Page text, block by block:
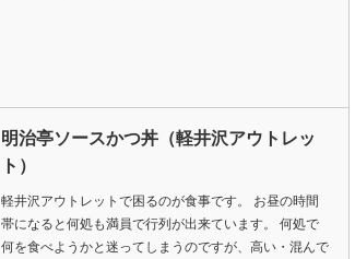
明治亭ソースかつ丼（軽井沢アウトレッ
ト）
軽井沢アウトレットで困るのが食事です。 お昼の時間
帯になると何処も満員で行列が出来ています。 何処で
何を食べようかと迷ってしまうのですが、高い・混んで